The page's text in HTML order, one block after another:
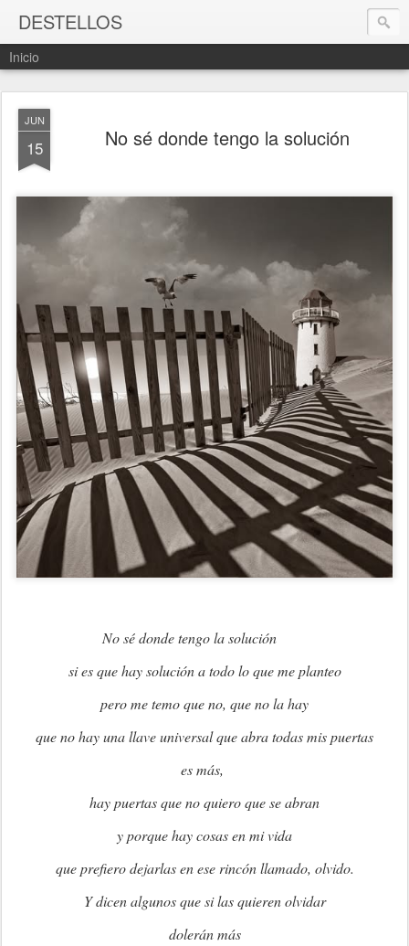
DESTELLOS
Inicio
JUN
15 No sé donde tengo la solución
No sé donde tengo la solución
si es que hay solución a todo lo que me planteo
pero me temo que no, que no la hay
que no hay una llave universal que abra todas mis puertas
es más,
hay puertas que no quiero que se abran
y porque hay cosas en mi vida
que prefiero dejarlas en ese rincón llamado, olvido.
Y dicen algunos que si las quieren olvidar
dolerán más